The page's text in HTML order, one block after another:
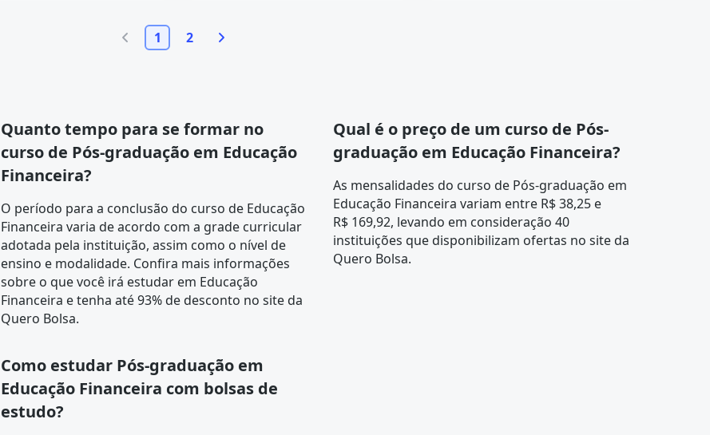
1 2
Quanto tempo para se formar no
curso de Pós-graduação em Educação
Financeira?
O período para a conclusão do curso de Educação
Financeira varia de acordo com a grade curricular
adotada pela instituição, assim como o nível de
ensino e modalidade. Confira mais informações
sobre o que você irá estudar em Educação
Financeira e tenha até 93% de desconto no site da
Quero Bolsa.
Qual é o preço de um curso de Pós-
graduação em Educação Financeira?
As mensalidades do curso de Pós-graduação em
Educação Financeira variam entre R$ 38,25 e
R$ 169,92, levando em consideração 40
instituições que disponibilizam ofertas no site da
Quero Bolsa.
Como estudar Pós-graduação em
Educação Financeira com bolsas de
estudo?